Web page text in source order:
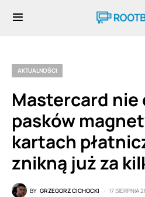
AKTUALNOŚCI
Mastercard nie
pasków
kartach
znikną już za
BY GRZEGORZ CICHOCKI 17 SIERPNIA